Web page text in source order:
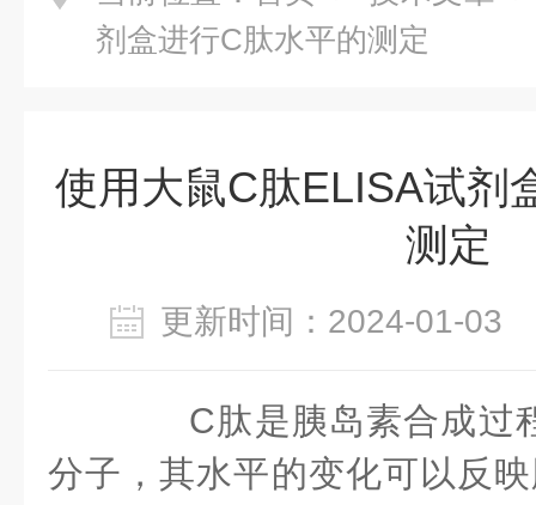
剂盒进行C肽水平的测定
使用大鼠C肽ELISA试剂
测定
更新时间：2024-01-
C肽是胰岛素合成过
分子，其水平的变化可以反